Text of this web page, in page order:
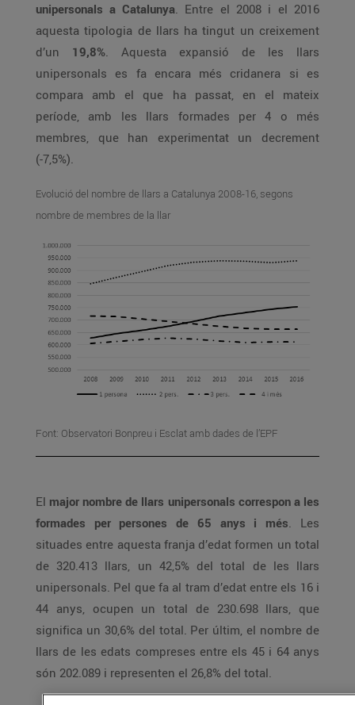
unipersonals a Catalunya. Entre el 2008 i el 2016
aquesta tipologia de llars ha tingut un creixement
d’un 19,8%. Aquesta expansió de les llars
unipersonals es fa encara més cridanera si es
compara amb el que ha passat, en el mateix
període, amb les llars formades per 4 o més
membres, que han experimentat un decrement
(-7,5%).
Evolució del nombre de llars a Catalunya 2008-16, segons
nombre de membres de la llar
Font: Observatori Bonpreu i Esclat amb dades de l’EPF
El major nombre de llars unipersonals correspon a les
formades per persones de 65 anys i més . Les
situades entre aquesta franja d’edat formen un total
de 320.413 llars, un 42,5% del total de les llars
unipersonals. Pel que fa al tram d’edat entre els 16 i
44 anys, ocupen un total de 230.698 llars, que
significa un 30,6% del total. Per últim, el nombre de
llars de les edats compreses entre els 45 i 64 anys
són 202.089 i representen el 26,8% del total.